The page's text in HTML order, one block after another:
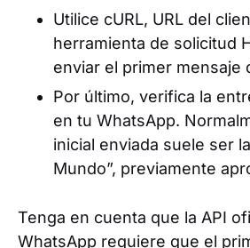
Utilice cURL, URL del
herramienta de solicitud
enviar el primer mensaje
Por último, verifica la
en tu WhatsApp.
inicial enviada suele ser
Mundo”, previamente
Tenga en cuenta que la API
WhatsApp requiere que el